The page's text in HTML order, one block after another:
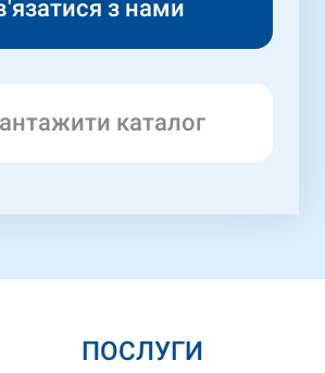
каталог
ПОСЛУГИ